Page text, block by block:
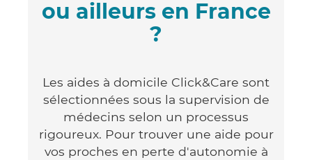
ou ailleurs en France
?
Les aides à domicile Click&Care sont
sélectionnées sous la supervision de
médecins selon un processus
rigoureux. Pour trouver une aide pour
vos proches en perte d'autonomie à